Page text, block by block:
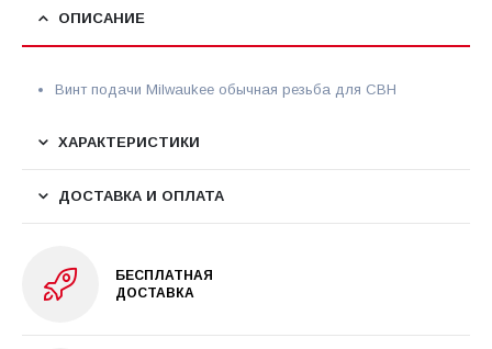
ОПИСАНИЕ
Винт подачи Milwaukee обычная резьба для СВН
ХАРАКТЕРИСТИКИ
ДОСТАВКА И ОПЛАТА
БЕСПЛАТНАЯ
ДОСТАВКА